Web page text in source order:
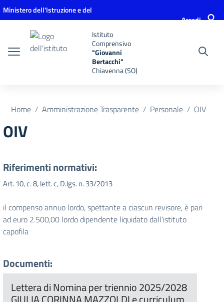
Vai ai contenuti
Vai al menu di navigazione
Vai al footer
Ministero dell'Istruzione e del
Accedi
Istituto
Comprensivo
"Giovanni
Bertacchi"
Chiavenna (SO)
Home Amministrazione Trasparente Personale OIV
OIV
Riferimenti normativi:
Art. 10, c. 8, lett. c, D.lgs. n. 33/2013
il compenso annuo lordo, spettante a ciascun revisore, è pari
ad euro 2.500,00 lordo dipendente liquidato dall'istituto
capofila
Documenti:
Lettera di Nomina per triennio 2025/2028